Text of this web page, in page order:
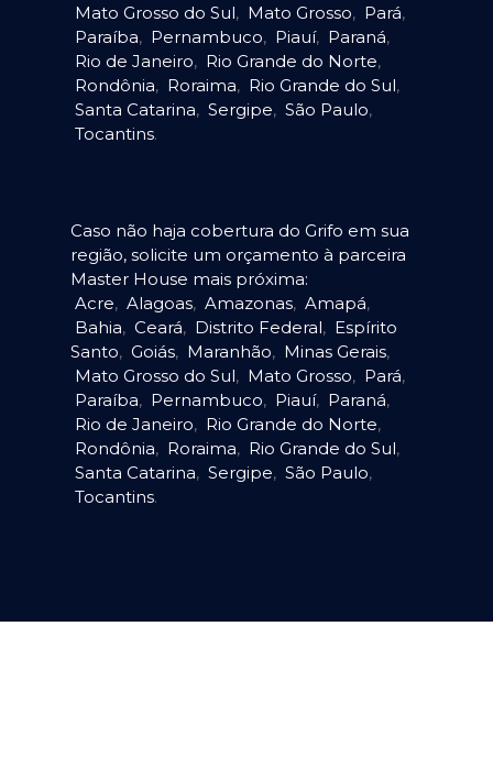
Mato Grosso do Sul, Mato Grosso, Pará,
Paraíba, Pernambuco, Piauí, Paraná,
Rio de Janeiro, Rio Grande do Norte,
Rondônia, Roraima, Rio Grande do Sul,
Santa Catarina, Sergipe, São Paulo,
Tocantins.
Caso não haja cobertura do Grifo em sua
região, solicite um orçamento à parceira
Master House mais próxima:
Acre, Alagoas, Amazonas, Amapá,
Bahia, Ceará, Distrito Federal, Espírito
Santo, Goiás, Maranhão, Minas Gerais,
Mato Grosso do Sul, Mato Grosso, Pará,
Paraíba, Pernambuco, Piauí, Paraná,
Rio de Janeiro, Rio Grande do Norte,
Rondônia, Roraima, Rio Grande do Sul,
Santa Catarina, Sergipe, São Paulo,
Tocantins.